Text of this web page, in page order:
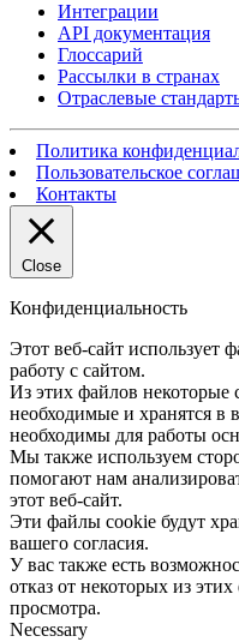
Интеграции
API документация
Глоссарий
Рассылки в странах
Отраслевые
Политика
Пользовательское
Контакты
Close
Конфиденциальность
Этот веб-сайт использует
работу с сайтом.
Из этих файлов некоторые
необходимые и хранятся в
необходимы для работы
Мы также используем
помогают нам
этот веб-сайт.
Эти файлы cookie будут
вашего согласия.
У вас также есть
отказ от некоторых из
просмотра.
Necessary